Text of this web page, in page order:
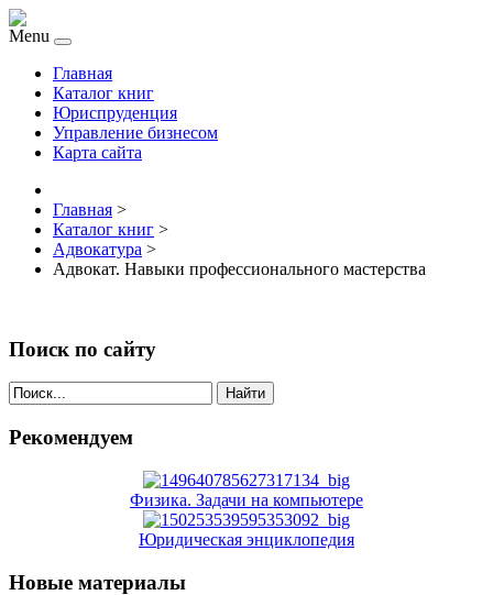
Menu
Главная
Каталог книг
Юриспруденция
Управление бизнесом
Карта сайта
Главная >
Каталог книг >
Адвокатура >
Адвокат. Навыки профессионального мастерства
Поиск по сайту
Найти
Рекомендуем
Физика. Задачи на компьютере
Юридическая энциклопедия
Новые материалы